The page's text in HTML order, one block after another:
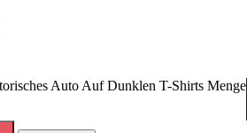
Auto Auf Dunklen T-Shirts Menge